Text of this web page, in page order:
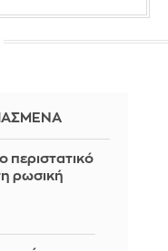
περιστατικό
ρωσική